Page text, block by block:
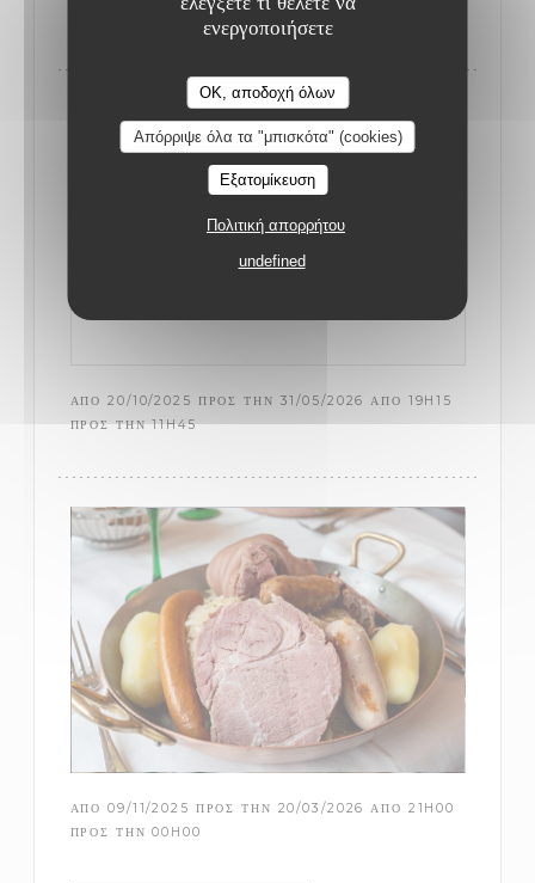
ενεργοποιήσετε
OK, αποδοχή όλων
Απόρριψε όλα τα "μπισκότα" (cookies)
Εξατομίκευση
Πολιτική απορρήτου
undefined
ΠΛΗΡΟΦΟΡΊΕΣ
ΑΠΌ 20/10/2025 ΠΡΟΣ ΤΗΝ 31/05/2026 ΑΠΌ 19H15
ΠΡΟΣ ΤΗΝ 11H45
ΑΠΌ 09/11/2025 ΠΡΟΣ ΤΗΝ 20/03/2026 ΑΠΌ 21H00
ΠΡΟΣ ΤΗΝ 00H00